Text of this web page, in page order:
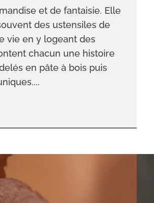
et de fantaisie. Elle
des ustensiles de
vie en y logeant des
chacun une histoire
en pâte à bois puis